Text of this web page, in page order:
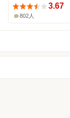
3.67
802人